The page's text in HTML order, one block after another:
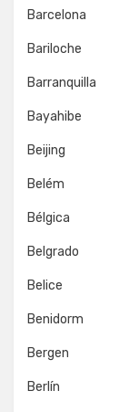
Barcelona
Bariloche
Barranquilla
Bayahibe
Beijing
Belém
Bélgica
Belgrado
Belice
Benidorm
Bergen
Berlín